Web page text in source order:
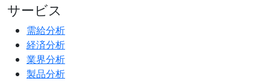
サービス
需給分析
経済分析
業界分析
製品分析